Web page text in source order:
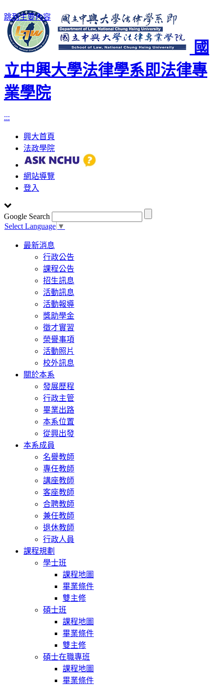
跳到主要內容
國
立中興大學法律學系即法律專
業學院
:::
興大首頁
法政學院
網站導覽
登入
Google Search
Select Language ▼
Toggle
navigation
最新消息
行政公告
課程公告
招生訊息
活動訊息
活動報導
獎助學金
徵才實習
榮譽事項
活動照片
校外訊息
關於本系
發展歷程
行政主管
畢業出路
本系位置
從興出發
本系成員
名譽教師
專任教師
講座教師
客座教師
合聘教師
兼任教師
退休教師
行政人員
課程規劃
學士班
課程地圖
畢業條件
雙主修
碩士班
課程地圖
畢業條件
雙主修
碩士在職專班
課程地圖
畢業條件